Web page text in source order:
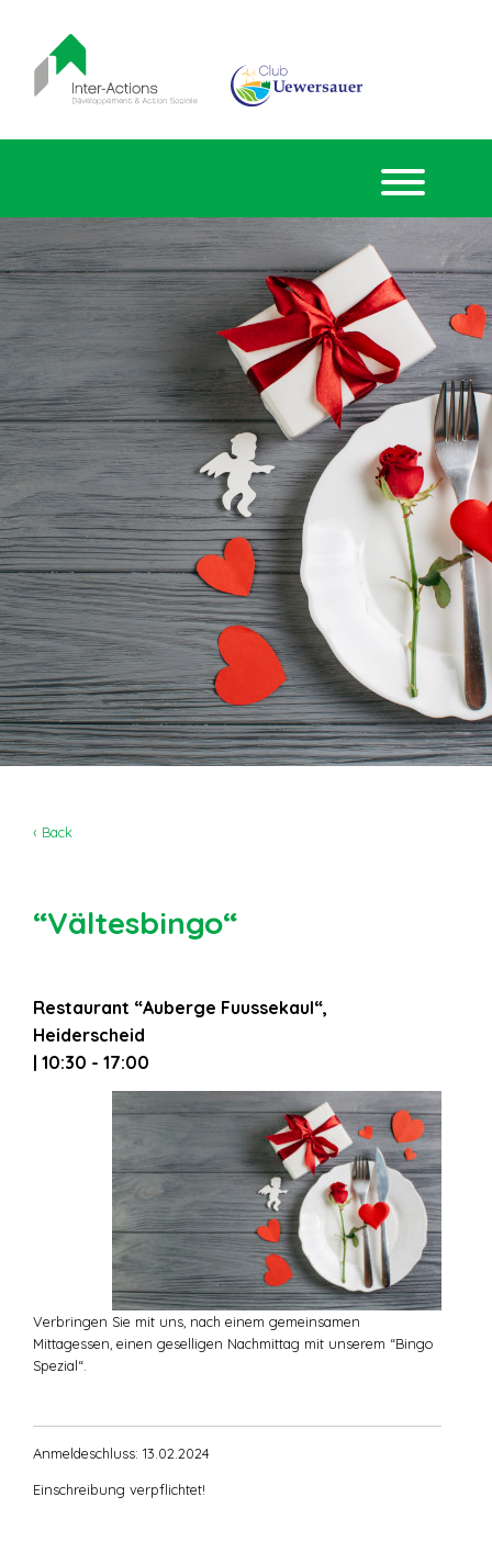
‹ Back
“Vältesbingo“
Restaurant “Auberge Fuussekaul“,
Heiderscheid
| 10:30 - 17:00
Verbringen Sie mit uns, nach einem gemeinsamen
Mittagessen, einen geselligen Nachmittag mit unserem “Bingo
Spezial“.
Anmeldeschluss: 13.02.2024
Einschreibung verpflichtet!